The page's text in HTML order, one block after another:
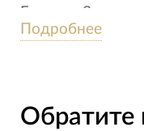
Готовые 3д
https://
Подробнее
Обратите